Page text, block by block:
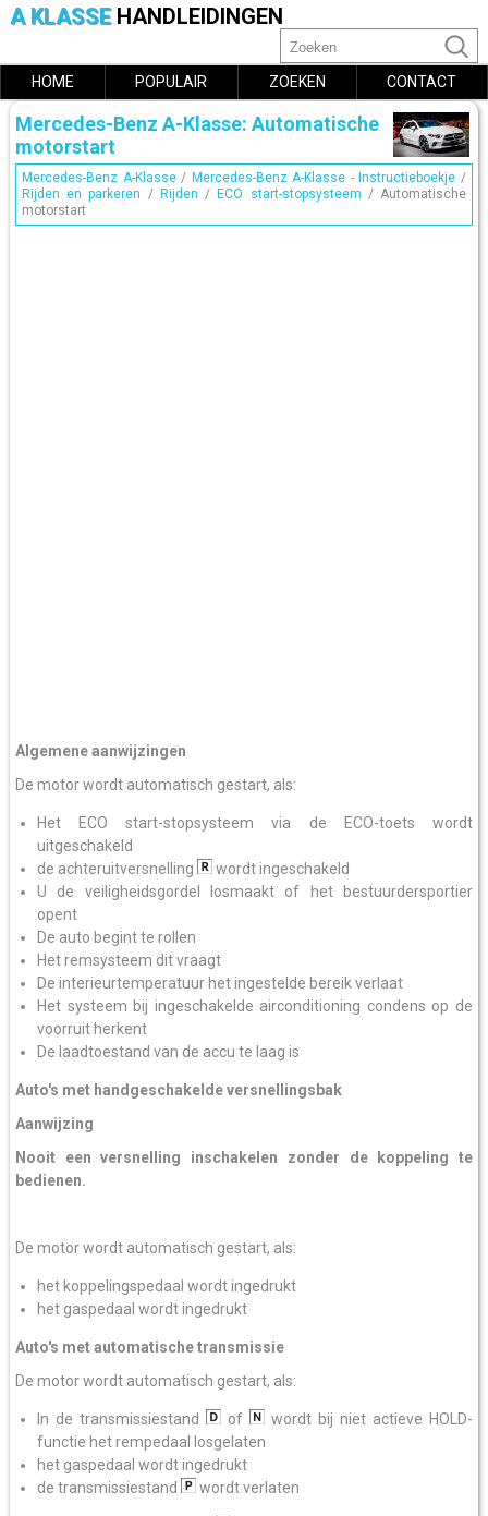
A KLASSE HANDLEIDINGEN
HOME POPULAIR ZOEKEN CONTACT
Mercedes-Benz A-Klasse: Automatische
motorstart
Mercedes-Benz A-Klasse/ Mercedes-Benz A-Klasse - Instructieboekje /
Rijden en parkeren / Rijden / ECO start-stopsysteem / Automatische
motorstart
Algemene aanwijzingen
De motor wordt automatisch gestart, als:
Het ECO start-stopsysteem via de ECO-toets wordt
uitgeschakeld
de achteruitversnelling
wordt ingeschakeld
U de veiligheidsgordel losmaakt of het bestuurdersportier
opent
De auto begint te rollen
Het remsysteem dit vraagt
De interieurtemperatuur het ingestelde bereik verlaat
Het systeem bij ingeschakelde airconditioning condens op de
voorruit herkent
De laadtoestand van de accu te laag is
Auto's met handgeschakelde versnellingsbak
Aanwijzing
Nooit een versnelling inschakelen zonder de koppeling te
bedienen.
De motor wordt automatisch gestart, als:
het koppelingspedaal wordt ingedrukt
het gaspedaal wordt ingedrukt
Auto's met automatische transmissie
De motor wordt automatisch gestart, als:
In de transmissiestand of
wordt bij niet actieve HOLD-
functie het rempedaal losgelaten
het gaspedaal wordt ingedrukt
de transmissiestand
wordt verlaten